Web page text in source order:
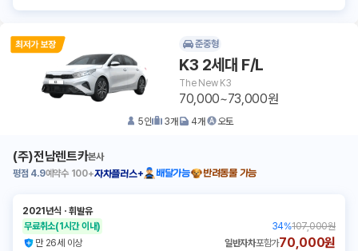
준중형
K3 2세대 F/L
The New K3
70,000~73,000원
5인 3개 4개 오토
(주)전남렌트카본사
평점 4.9예약수 100+자차플러스+ 배달가능 반려동물 가능
2021년식 ㆍ휘발유
무료취소(1시간 이내) 34%107,000원
만 26세 이상
일반자차포함가70,000원